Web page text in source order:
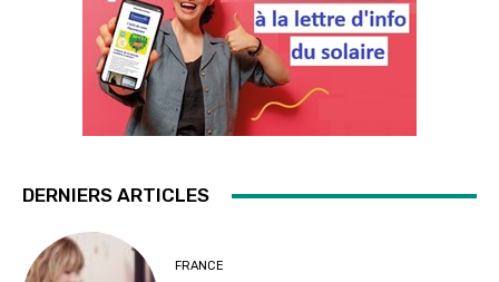
DERNIERS ARTICLES
FRANCE